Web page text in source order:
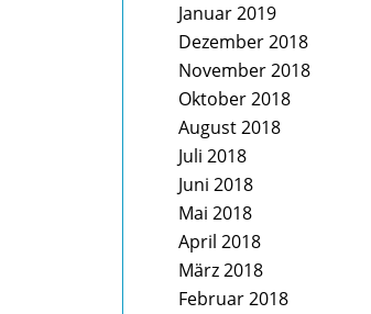
Januar 2019
Dezember 2018
November 2018
Oktober 2018
August 2018
Juli 2018
Juni 2018
Mai 2018
April 2018
März 2018
Februar 2018